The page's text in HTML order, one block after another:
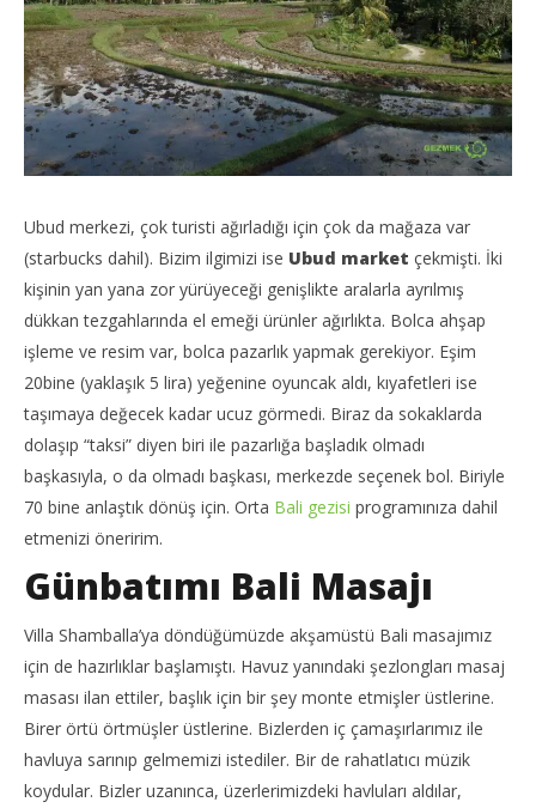
Ubud merkezi, çok turisti ağırladığı için çok da mağaza var
(starbucks dahil). Bizim ilgimizi ise Ubud market çekmişti. İki
kişinin yan yana zor yürüyeceği genişlikte aralarla ayrılmış
dükkan tezgahlarında el emeği ürünler ağırlıkta. Bolca ahşap
işleme ve resim var, bolca pazarlık yapmak gerekiyor. Eşim
20bine (yaklaşık 5 lira) yeğenine oyuncak aldı, kıyafetleri ise
taşımaya değecek kadar ucuz görmedi. Biraz da sokaklarda
dolaşıp “taksi” diyen biri ile pazarlığa başladık olmadı
başkasıyla, o da olmadı başkası, merkezde seçenek bol. Biriyle
70 bine anlaştık dönüş için. Orta Bali gezisi programınıza dahil
etmenizi öneririm.
Günbatımı Bali Masajı
Villa Shamballa’ya döndüğümüzde akşamüstü Bali masajımız
için de hazırlıklar başlamıştı. Havuz yanındaki şezlongları masaj
masası ilan ettiler, başlık için bir şey monte etmişler üstlerine.
Birer örtü örtmüşler üstlerine. Bizlerden iç çamaşırlarımız ile
havluya sarınıp gelmemizi istediler. Bir de rahatlatıcı müzik
koydular. Bizler uzanınca, üzerlerimizdeki havluları aldılar,